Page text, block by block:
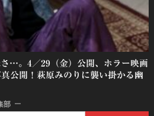
…。4／29（金）公開、ホラー映画
公開！萩原みのりに襲い掛かる幽
部